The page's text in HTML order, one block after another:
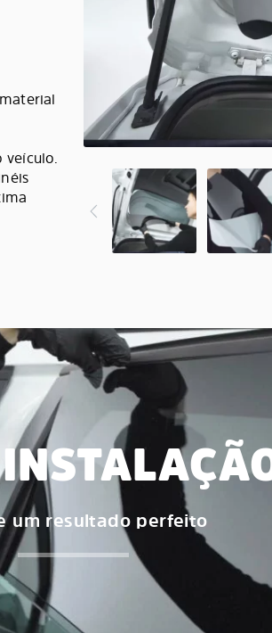
um resultado perfeito